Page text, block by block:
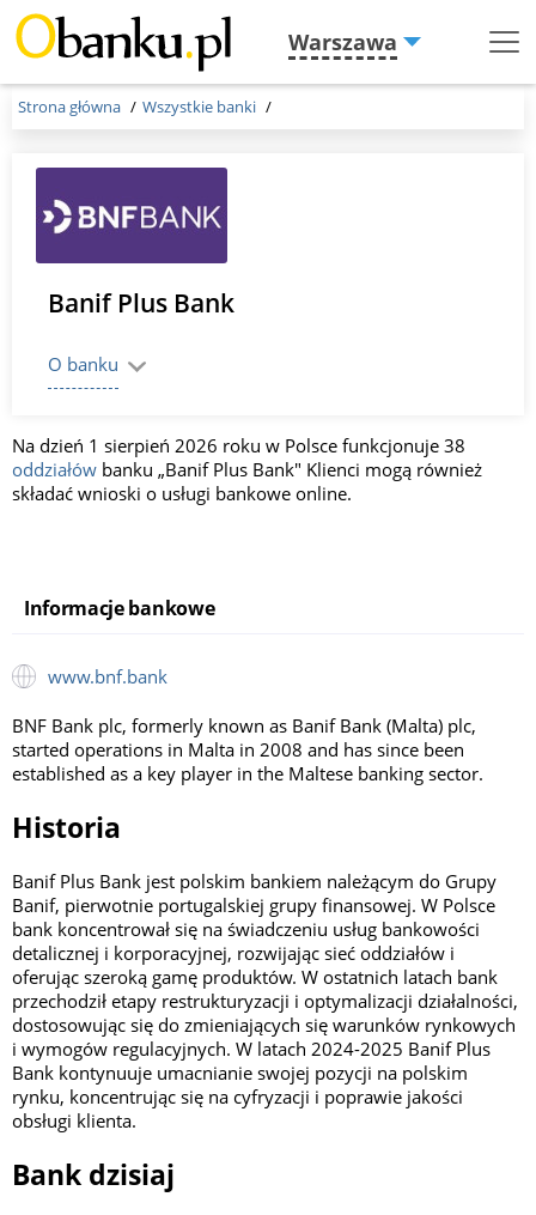
Warszawa
Menu
Strona główna Wszystkie banki
Banif Plus Bank
O banku
Na dzień 1 sierpień 2026 roku w Polsce funkcjonuje 38
oddziałów banku „Banif Plus Bank" Klienci mogą również
składać wnioski o usługi bankowe online.
Informacje bankowe
www.bnf.bank
BNF Bank plc, formerly known as Banif Bank (Malta) plc,
started operations in Malta in 2008 and has since been
established as a key player in the Maltese banking sector.
Historia
Banif Plus Bank jest polskim bankiem należącym do Grupy
Banif, pierwotnie portugalskiej grupy finansowej. W Polsce
bank koncentrował się na świadczeniu usług bankowości
detalicznej i korporacyjnej, rozwijając sieć oddziałów i
oferując szeroką gamę produktów. W ostatnich latach bank
przechodził etapy restrukturyzacji i optymalizacji działalności,
dostosowując się do zmieniających się warunków rynkowych
i wymogów regulacyjnych. W latach 2024-2025 Banif Plus
Bank kontynuuje umacnianie swojej pozycji na polskim
rynku, koncentrując się na cyfryzacji i poprawie jakości
obsługi klienta.
Bank dzisiaj